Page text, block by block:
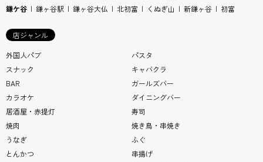
鎌ケ谷
鎌ヶ谷駅 鎌ヶ谷大仏 北初富 くぬぎ山 新鎌ヶ谷 初富
店ジャンル
外国人パブ
パスタ
スナック
キャバクラ
BAR
ガールズバー
カラオケ
ダイニングバー
居酒屋・赤提灯
寿司
焼肉
焼き鳥・串焼き
うなぎ
ふぐ
とんかつ
串揚げ